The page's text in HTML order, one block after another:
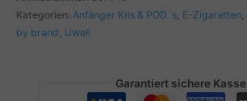
&
IRONFIST
L
Kategorien: Anfänger Kits & POD´s E-Zigaretten
by brand Uwell
Garantiert sichere Kasse